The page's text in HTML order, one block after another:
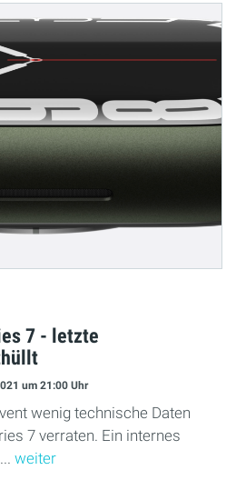
7 - letzte
um 21:00 Uhr
wenig technische Daten
7 verraten. Ein internes
weiter